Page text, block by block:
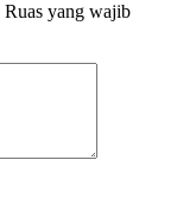
Ruas yang wajib